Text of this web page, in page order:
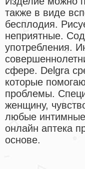
также в виде
бесплодия.
неприятные.
употребления.
сфере. Delgra
которые
проблемы.
женщину,
любые интимные
онлайн аптека
основе.